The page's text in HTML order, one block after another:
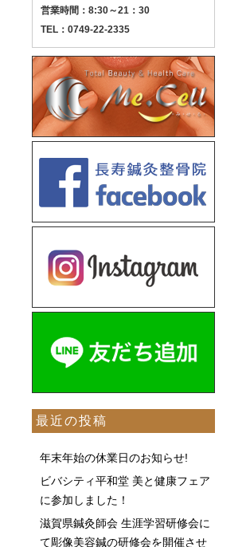
営業時間：8:30～21：30
TEL：0749-22-2335
最近の投稿
年末年始の休業日のお知らせ!
ビバシティ平和堂 美と健康フェア
に参加しました！
滋賀県鍼灸師会 生涯学習研修会に
て彫像美容鍼の研修会を開催させ